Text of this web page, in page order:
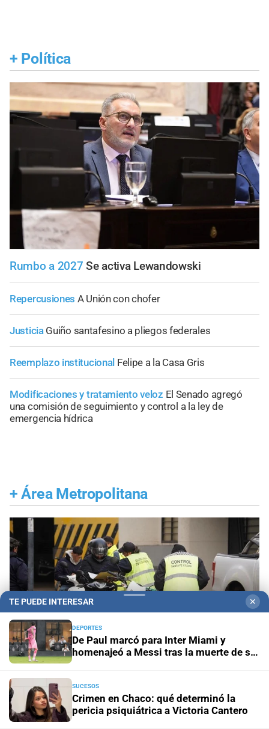
+ Política
Rumbo a 2027 Se activa Lewandowski
Repercusiones A Unión con chofer
Justicia Guiño santafesino a pliegos federales
Reemplazo institucional Felipe a la Casa Gris
Modificaciones y tratamiento veloz El Senado agregó
una comisión de seguimiento y control a la ley de
emergencia hídrica
+ Área Metropolitana
Actualización Suben las multas en Santa Fe:
cómo quedarán los nuevos montos de las
TE PUEDE INTERESAR ✕
DEPORTES
De Paul marcó para Inter Miami y
homenajeó a Messi tras la muerte de su
SUCESOS
Crimen en Chaco: qué determinó la
pericia psiquiátrica a Victoria Cantero